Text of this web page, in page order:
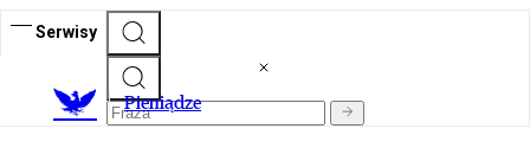
Serwisy
Pieniądze